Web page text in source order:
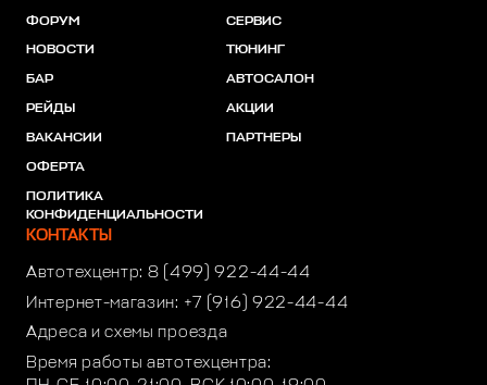
ФОРУМ
НОВОСТИ
БАР
РЕЙДЫ
ВАКАНСИИ
ОФЕРТА
ПОЛИТИКА
КОНФИДЕНЦИАЛЬНОСТИ
СЕРВИС
ТЮНИНГ
АВТОСАЛОН
АКЦИИ
ПАРТНЕРЫ
КОНТАКТЫ
Автотехцентр: 8 (499) 922-44-44
Интернет-магазин: +7 (916) 922-44-44
Адреса и схемы проезда
Время работы автотехцентра: